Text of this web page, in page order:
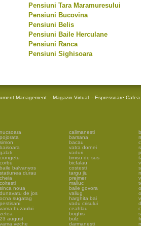
Pensiuni Tara Maramuresului
Pensiuni Bucovina
Pensiuni Belis
Pensiuni Baile Herculane
Pensiuni Ranca
Pensiuni Sighisoara
Management - Magazin Virtual - Espressoare Cafea
nucsoara
pojorata
simon
baisoara
galati
ciungetu
corbu
baile balvanyos
statiunea durau
cheia
coltesti
sinca noua
dunavatu de jos
ocna sugatag
pestisani
vama buzaului
zetea
23 august
vama veche
calimanesti
barsana
bacau
vatra dornei
vaduri
timisu de sus
bicfalau
costesti
targu jiu
prejmer
maliuc
baile govora
valiug
harghita bai
vadu crisului
ceahlau
boghis
bulz
darmanesti